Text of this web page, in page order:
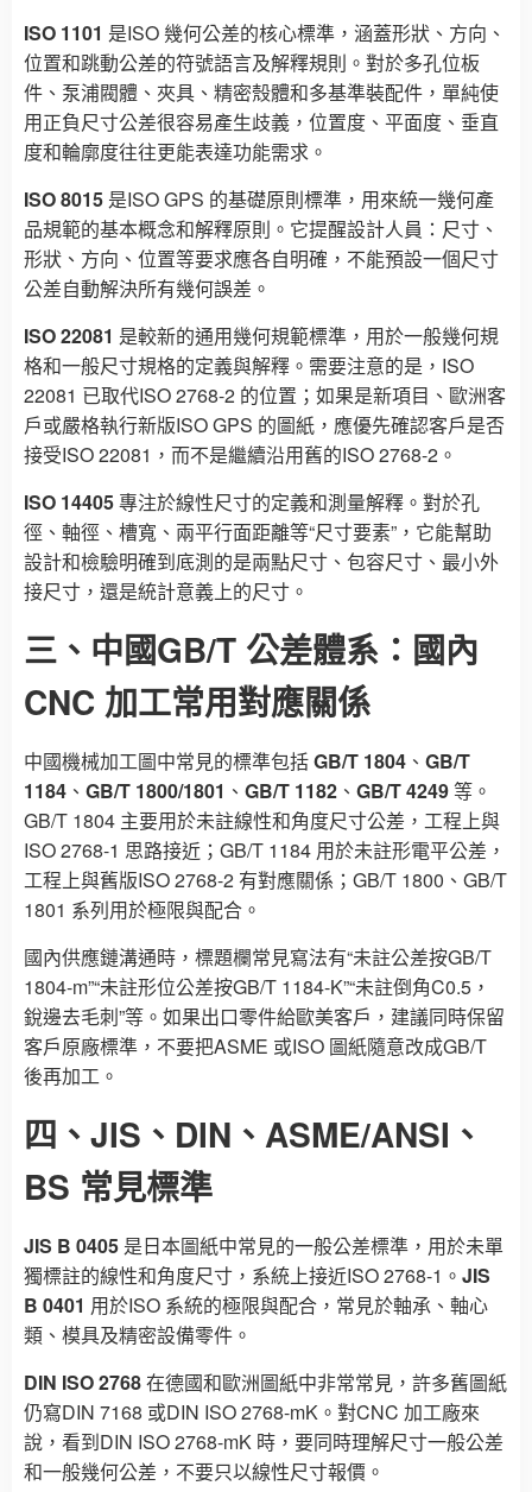
ISO 1101 是ISO 幾何公差的核心標準，涵蓋形狀、方向、
位置和跳動公差的符號語言及解釋規則。對於多孔位板
件、泵浦閥體、夾具、精密殼體和多基準裝配件，單純使
用正負尺寸公差很容易產生歧義，位置度、平面度、垂直
度和輪廓度往往更能表達功能需求。
ISO 8015 是ISO GPS 的基礎原則標準，用來統一幾何產
品規範的基本概念和解釋原則。它提醒設計人員：尺寸、
形狀、方向、位置等要求應各自明確，不能預設一個尺寸
公差自動解決所有幾何誤差。
ISO 22081 是較新的通用幾何規範標準，用於一般幾何規
格和一般尺寸規格的定義與解釋。需要注意的是，ISO
22081 已取代ISO 2768-2 的位置；如果是新項目、歐洲客
戶或嚴格執行新版ISO GPS 的圖紙，應優先確認客戶是否
接受ISO 22081，而不是繼續沿用舊的ISO 2768-2。
ISO 14405專注於線性尺寸的定義和測量解釋。對於孔
徑、軸徑、槽寬、兩平行面距離等“尺寸要素”，它能幫助
設計和檢驗明確到底測的是兩點尺寸、包容尺寸、最小外
接尺寸，還是統計意義上的尺寸。
三、中國GB/T 公差體系：國內
CNC 加工常用對應關係
中國機械加工圖中常見的標準包括GB/T 1804 、 GB/T
1184 、 GB/T 1800/1801 、 GB/T 1182 、 GB/T 4249等。
GB/T 1804 主要用於未註線性和角度尺寸公差，工程上與
ISO 2768-1 思路接近；GB/T 1184 用於未註形電平公差，
工程上與舊版ISO 2768-2 有對應關係；GB/T 1800、GB/T
1801 系列用於極限與配合。
國內供應鏈溝通時，標題欄常見寫法有“未註公差按GB/T
1804-m”“未註形位公差按GB/T 1184-K”“未註倒角C0.5，
銳邊去毛刺”等。如果出口零件給歐美客戶，建議同時保留
客戶原廠標準，不要把ASME 或ISO 圖紙隨意改成GB/T
後再加工。
四、JIS、DIN、ASME/ANSI、
BS 常見標準
JIS B 0405 是日本圖紙中常見的一般公差標準，用於未單
獨標註的線性和角度尺寸，系統上接近ISO 2768-1。 JIS
B 0401 用於ISO 系統的極限與配合，常見於軸承、軸心
類、模具及精密設備零件。
DIN ISO 2768在德國和歐洲圖紙中非常常見，許多舊圖紙
仍寫DIN 7168 或DIN ISO 2768-mK。對CNC 加工廠來
說，看到DIN ISO 2768-mK 時，要同時理解尺寸一般公差
和一般幾何公差，不要只以線性尺寸報價。